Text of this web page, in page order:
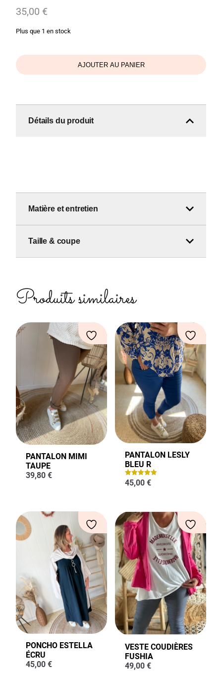
35,00 €
Plus que 1 en stock
AJOUTER AU PANIER
Détails du produit
Matière et entretien
Taille & coupe
Produits similaires
PANTALON MIMI
TAUPE
39,80 €
PANTALON LESLY
BLEU R
Note
5.00
45,00 €
PONCHO ESTELLA
ÉCRU
45,00 €
VESTE COUDIÈRES
FUSHIA
49,00 €